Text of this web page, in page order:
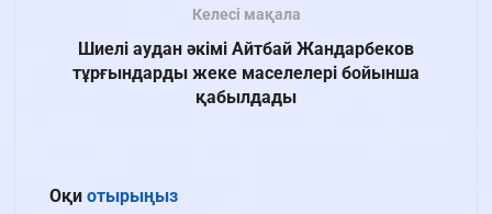
Келесі мақала
Шиелі аудан әкімі Айтбай Жандарбеков
тұрғындарды жеке маселелері бойынша
қабылдады
Оқи отырыңыз